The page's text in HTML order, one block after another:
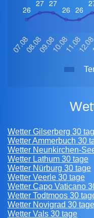
Wetter Gilserberg 30
Wetter Ammerbuch 30
Wetter Neunkirchen-
Wetter Lathum 30 tage
Wetter Nürburg 30 tage
Wetter Veerle 30 tage
Wetter Capo Vaticano
Wetter Todtmoos 30
Wetter Novigrad 30 tage
Wetter Vals 30 tage